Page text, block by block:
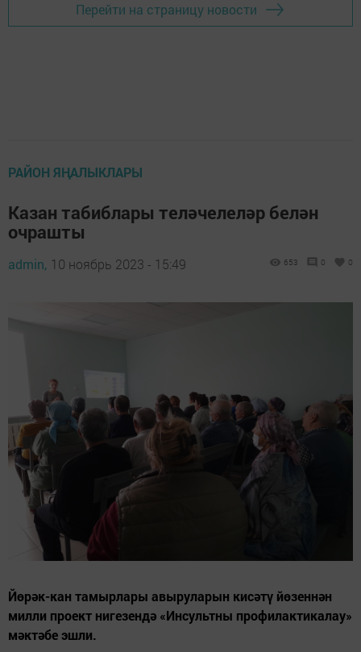
Перейти на страницу новости
РАЙОН ЯҢАЛЫКЛАРЫ
Казан табиблары теләчелеләр белән
очрашты
admin, 10 ноябрь 2023 - 15:49 653 0 0
Йөрәк-кан тамырлары авыруларын кисәтү йөзеннән
милли проект нигезендә «Инсультны профилактикалау»
мәктәбе эшли.